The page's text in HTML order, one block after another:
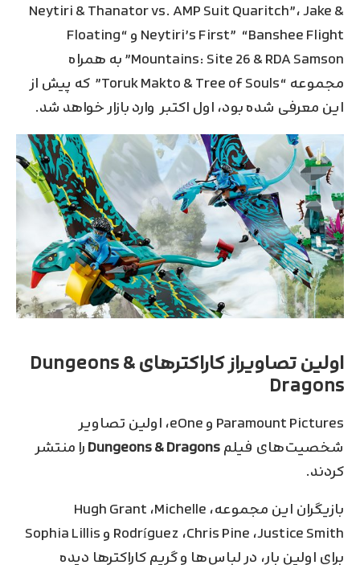
Neytiri & Thanator vs. AMP Suit Quaritch”، Jake &
Neytiri’s First” “Banshee Flight و “Floating
Mountains: Site 26 & RDA Samson” به همراه
مجموعه‌ “Toruk Makto & Tree of Souls” که پیش از
این معرفی شده بود، اول اکتبر وارد بازار خواهد شد.
اولین تصاویراز کاراکتر‌های Dungeons &
Dragons
Paramount Pictures و eOne، اولین تصاویر
شخصیت‌های فیلمDungeons & Dragonsرا منتشر
کردند.
بازیگران این مجموعه، Hugh Grant ،Michelle
Rodríguez ،Chris Pine ،Justice Smith و Sophia Lillis
برای اولین بار، در لباس‌ها و گریم کاراکتر‌ها دیده